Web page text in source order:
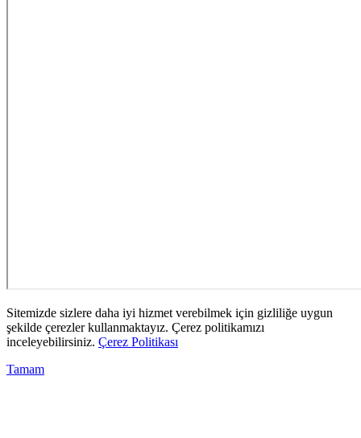
Sitemizde sizlere daha iyi hizmet verebilmek için gizliliğe uygun
şekilde çerezler kullanmaktayız. Çerez politikamızı
inceleyebilirsiniz. Çerez Politikası
Tamam